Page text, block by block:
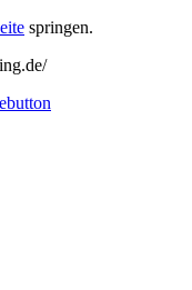
springen.